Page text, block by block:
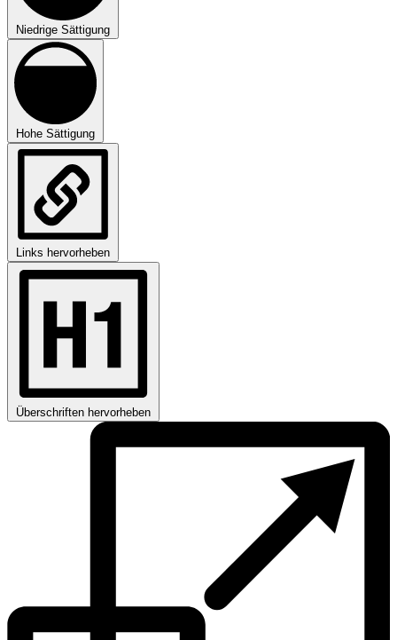
Niedrige Sättigung
Hohe Sättigung
Links hervorheben
Überschriften hervorheben